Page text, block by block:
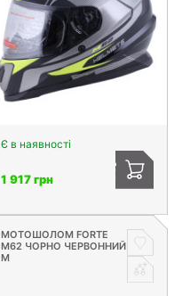
Є в наявності
1 917 грн
МОТОШОЛОМ FORTE
М62 ЧОРНО ЧЕРВОННИЙ
M